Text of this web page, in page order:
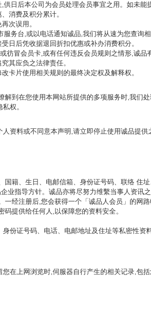
日后本公司为会员处理会员事宜之用。如未能
消费及积分累计。
次误用。
务台,或以电话通知诚品,我们将从速为您查询
日后凭收据退回折扣优惠或补办消费积分。
冒会员卡,或有任何违反会员规则之情形,诚品
其应负之法律责任。
卡片使用相关规则的最终决定权及解释权。
到在您使用本网站所提供的多项服务时,我们
权。
资料或不同意本声明,请立即停止使用诚品提
籍、生日、电邮信箱、身份证号码、联络 住
业指导方针。诚品亦将尽努力维繫当事人资
经注册后,您会获得一个「诚品人会员」的网
提供给任何人,以保障您的资料安全。
份证号码、电话、电邮地址及住址等私密性资料
在上网浏览时,伺服器自行产生的相关记录,包